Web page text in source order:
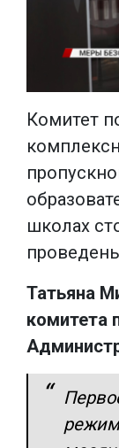
Комитет
школах
Татьяна
комитета